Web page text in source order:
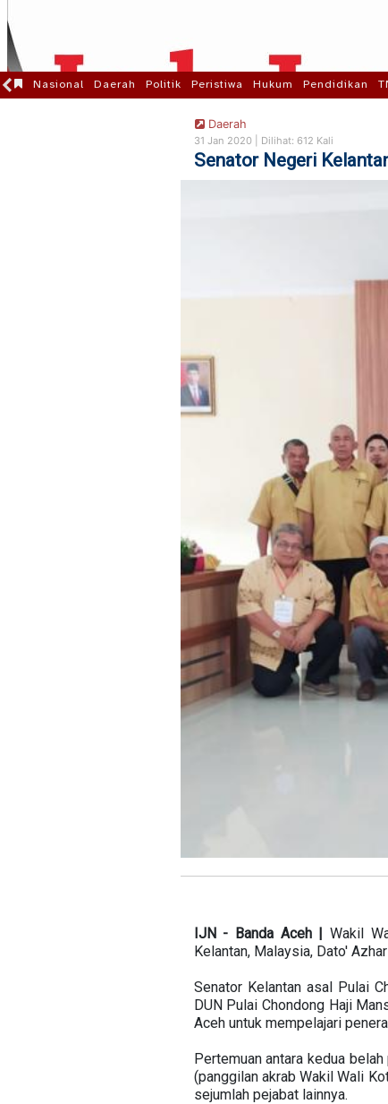
Nasional Daerah Politik Peristiwa Hukum Pendidikan
Daerah
31 Jan 2020 | Dilihat: 612 Kali
Senator Negeri
IJN - Banda Aceh |Wakil
Kelantan, Malaysia, Dato'
Senator Kelantan asal Pulai
DUN Pulai Chondong Haji
Aceh untuk mempelajari
Pertemuan antara kedua
(panggilan akrab Wakil Wali
sejumlah pejabat lainnya.